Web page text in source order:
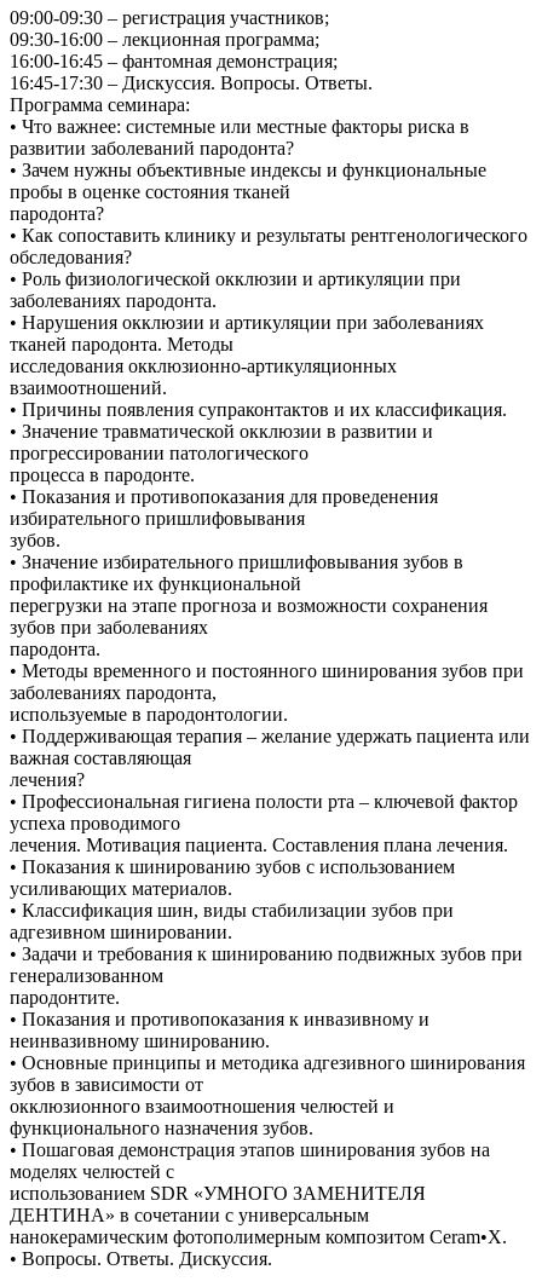
09:00-09:30 – регистрация участников;
09:30-16:00 – лекционная программа;
16:00-16:45 – фантомная демонстрация;
16:45-17:30 – Дискуссия. Вопросы. Ответы.
Программа семинара:
• Что важнее: системные или местные факторы риска в
развитии заболеваний пародонта?
• Зачем нужны объективные индексы и функциональные
пробы в оценке состояния тканей
пародонта?
• Как сопоставить клинику и результаты рентгенологического
обследования?
• Роль физиологической окклюзии и артикуляции при
заболеваниях пародонта.
• Нарушения окклюзии и артикуляции при заболеваниях
тканей пародонта. Методы
исследования окклюзионно-артикуляционных
взаимоотношений.
• Причины появления супраконтактов и их классификация.
• Значение травматической окклюзии в развитии и
прогрессировании патологического
процесса в пародонте.
• Показания и противопоказания для проведенения
избирательного пришлифовывания
зубов.
• Значение избирательного пришлифовывания зубов в
профилактике их функциональной
перегрузки на этапе прогноза и возможности сохранения
зубов при заболеваниях
пародонта.
• Методы временного и постоянного шинирования зубов при
заболеваниях пародонта,
используемые в пародонтологии.
• Поддерживающая терапия – желание удержать пациента или
важная составляющая
лечения?
• Профессиональная гигиена полости рта – ключевой фактор
успеха проводимого
лечения. Мотивация пациента. Составления плана лечения.
• Показания к шинированию зубов с использованием
усиливающих материалов.
• Классификация шин, виды стабилизации зубов при
адгезивном шинировании.
• Задачи и требования к шинированию подвижных зубов при
генерализованном
пародонтите.
• Показания и противопоказания к инвазивному и
неинвазивному шинированию.
• Основные принципы и методика адгезивного шинирования
зубов в зависимости от
окклюзионного взаимоотношения челюстей и
функционального назначения зубов.
• Пошаговая демонстрация этапов шинирования зубов на
моделях челюстей с
использованием SDR «УМНОГО ЗАМЕНИТЕЛЯ
ДЕНТИНА» в сочетании с универсальным
нанокерамическим фотополимерным композитом Ceram•X.
• Вопросы. Ответы. Дискуссия.